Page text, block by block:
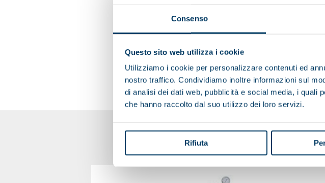
Consenso
Questo sito web utilizza i cookie
Utilizziamo i cookie per personalizzare contenuti ed
nostro traffico. Condividiamo inoltre informazioni sul
di analisi dei dati web, pubblicità e social media, i quali
che hanno raccolto dal suo utilizzo dei loro servizi.
Rifiuta También